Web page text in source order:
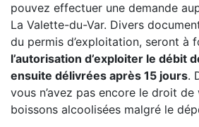
pouvez effectuer une demande
La Valette-du-Var. Divers
du permis d’exploitation, seront à
l’autorisation d’exploiter le débit
ensuite délivrées après 15 jours.
vous n’avez pas encore le droit de
boissons alcoolisées malgré le